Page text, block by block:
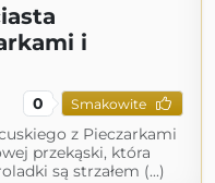
i
0 Smakowite
z Pieczarkami
przekąski, która
są strzałem (...)